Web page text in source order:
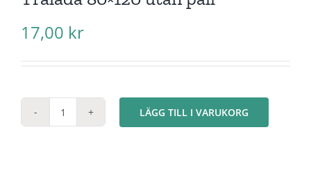
17,00 kr
Trälåda
LÄGG TILL I VARUKORG